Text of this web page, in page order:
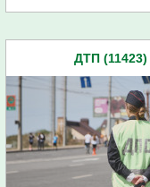
ДТП (11423)